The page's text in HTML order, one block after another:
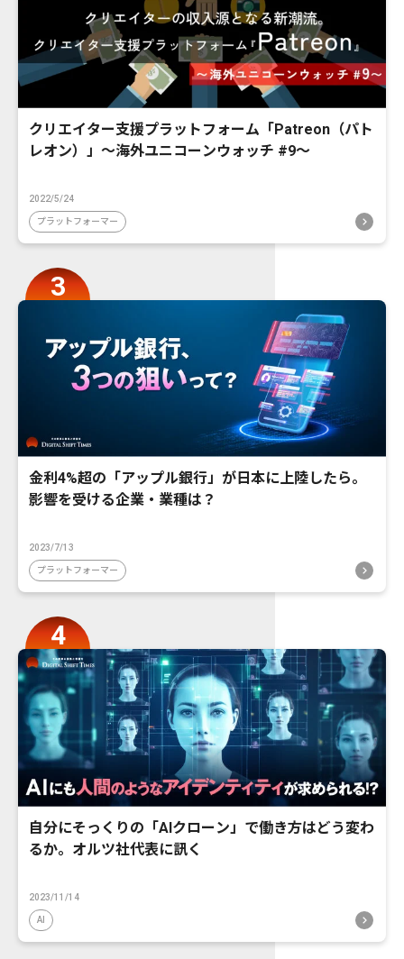
クリエイター支援プラットフォーム「Patreon（パト
レオン）」〜海外ユニコーンウォッチ #9〜
2022/5/24
プラットフォーマー
金利4%超の「アップル銀行」が日本に上陸したら。
影響を受ける企業・業種は？
2023/7/13
プラットフォーマー
自分にそっくりの「AIクローン」で働き方はどう変わ
るか。オルツ社代表に訊く
2023/11/14
AI